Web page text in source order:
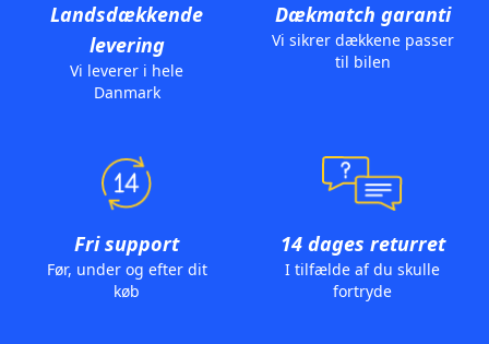
Landsdækkende
levering
Vi leverer i hele
Danmark
Dækmatch garanti
Vi sikrer dækkene passer
til bilen
Fri support
Før, under og efter dit
køb
14 dages returret
I tilfælde af du skulle
fortryde